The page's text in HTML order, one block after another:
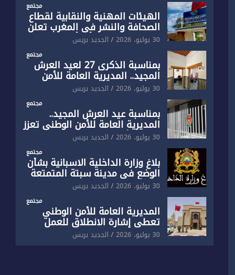
مجتمع
الهيئات المهنية والنقابية لقطاع
الصحافة والنشر في المغرب تعلن
رفضها القاطع لـ”أي أجندة انتخابية
مُعدة على مقاس سياسي
ومصلحي ضيق”
30 يوليو، 2026 الجديد بريس
مجتمع
بمناسبة الذكرى 27 لعيد العرش
المجيد.. المديرية العامة للأمن
الوطني تفتتح المقر الجديد لفرقة
الشرطة السياحية بفاس
30 يوليو، 2026 الجديد بريس
مجتمع
بمناسبة عيد العرش المجيد..
المديرية العامة للأمن الوطني تعزز
البنية الأمنية بالناظور بإحداث
فرقتين جديدتين
30 يوليو، 2026 الجديد بريس
مجتمع
بلاغ وزارة الداخلية الاسبانية بشأن
الوضع في مدينة سبتة المتمتعة
بالحكم الذاتي
30 يوليو، 2026 الجديد بريس
مجتمع
المديرية العامة للأمن الوطني
تعطي إشارة الانطلاق للعمل
بالمقر الجديد للدائرة الثالثة
للشرطة بولاية أمن العيون
30 يوليو، 2026 الجديد بريس